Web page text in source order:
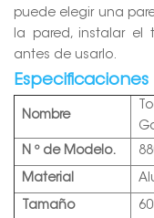
puede elegir una
la pared, instalar el
antes de usarlo.
Especificaciones
Nombre
N º de Modelo.
Material
Tamaño